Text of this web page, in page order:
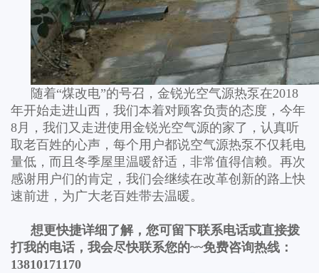
随着“煤改电”的号召，金锐光空气源热泵在2018
年开始走进山西，我们本着对顾客负责的态度，今年
8月，我们又走进使用金锐光空气源的家了，认真听
取老百姓的心声，每个用户都说空气源热泵不仅耗电
量低，而且冬季屋里温暖舒适，非常值得信赖。再次
感谢用户们的肯定，我们会继续在改革创新的路上快
速前进，为广大老百姓带去温暖。
想更快捷详细了解，您可留下联系电话或直接拨
打我的电话，我会尽快联系您的~~免费咨询热线：
13810171170